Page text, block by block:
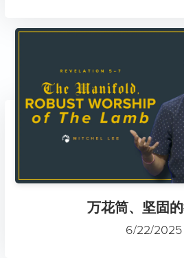
万花筒、坚固
6/22/2025